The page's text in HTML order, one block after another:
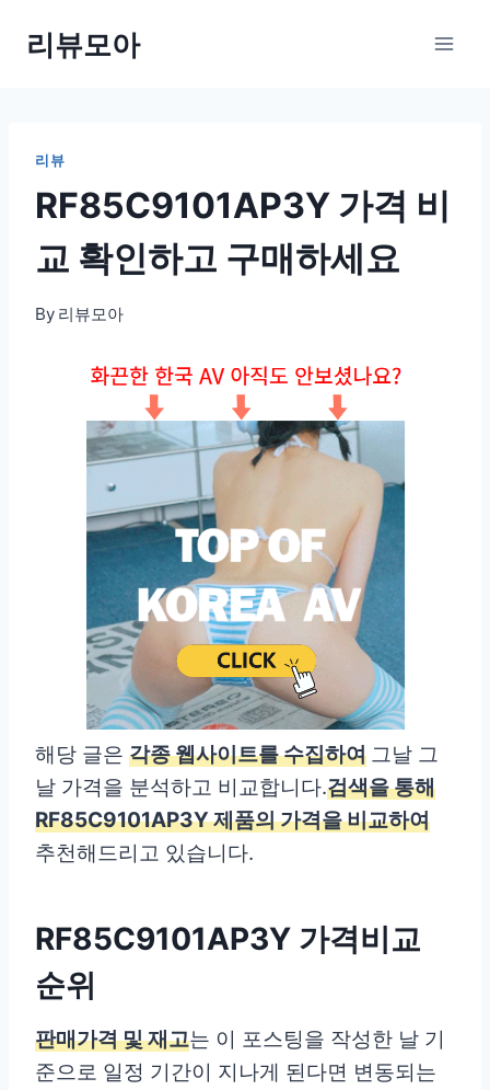
리뷰모아
리뷰
RF85C9101AP3Y 가격 비
교 확인하고 구매하세요
By 리뷰모아
해당 글은 각종 웹사이트를 수집하여 그날 그
날 가격을 분석하고 비교합니다.검색을 통해
RF85C9101AP3Y 제품의 가격을 비교하여
추천해드리고 있습니다.
RF85C9101AP3Y 가격비교
순위
판매가격 및 재고는 이 포스팅을 작성한 날 기
준으로 일정 기간이 지나게 된다면 변동되는